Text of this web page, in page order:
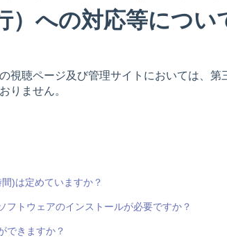
）への対応等につい
視聴ページ及び管理サイトにおいては、
りません。
)は定めていますか？
フトウェアのインストールが必要ですか？
できますか？